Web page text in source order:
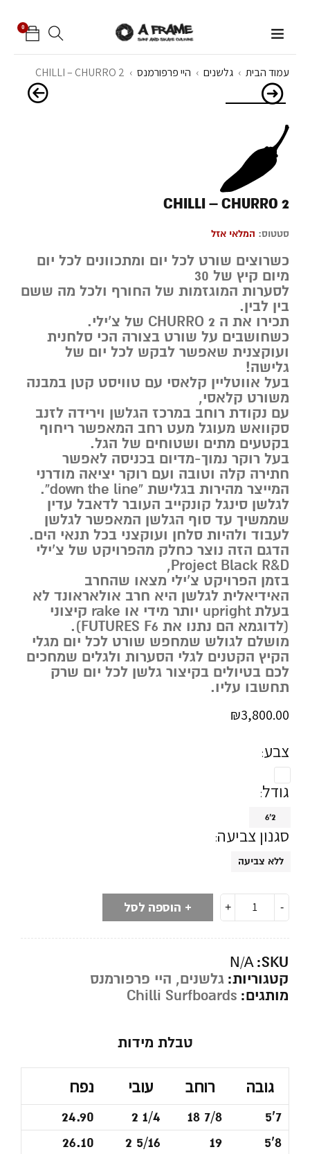
0
עמוד הבית › גלשנים › היי פרפורמנס ›
CHILLI – CHURRO 2
CHILLI – CHURRO 2
סטטוס: המלאי אזל
כשרוצים שורט לכל יום ומתכוונים לכל יום
מיום קיץ של 30
לסערות המוגזמות של החורף ולכל מה ששם
בין לבין.
תכירו את ה CHURRO 2 של צ’ילי.
כשחושבים על שורט בצורה הכי סלחנית
ועוקצנית שאפשר לבקש לכל יום של
גלישה!
בעל אווטליין קלאסי עם טוויסט קטן במבנה
משורט קלאסי,
עם נקודת רוחב במרכז הגלשן וירידה לזנב
סקוואש מעוגל מעט רחב המאפשר ריחוף
בקטעים מתים ושטוחים של הגל.
בעל רוקר נמוך-מדיום בכניסה לאפשר
חתירה קלה וטובה ועם רוקר יציאה מודרני
המייצר מהירות בגלישת “down the line”.
לגלשן סינגל קונקייב העובר לדאבל עדין
שממשיך עד סוף הגלשן המאפשר לגלשן
לעבוד ולהיות סלחן ועוקצני בכל תנאי הים.
הדגם הזה נוצר כחלק מהפרויקט של צ’ילי
Project Black R&D,
בזמן הפרויקט צ’ילי מצאו שהחרב
האידיאלית לגלשן היא חרב אולאראונד לא
בעלת upright יותר מידי או rake קיצוני
(לדוגמא הם נתנו את FUTURES F6).
מושלם לגולש שמחפש שורט לכל יום מגלי
הקיץ הקטנים לגלי הסערות ולגלים שמחכים
לכם בטיולים בקיצור גלשן לכל יום שרק
תחשבו עליו.
₪3,800.00
צבע
גודל
6'2
סגנון צביעה
ללא צביעה
הוספה לסל
SKU:
N/A
קטגוריות: גלשנים, היי פרפורמנס
מותגים: Chilli Surfboards
טבלת מידות
גובה רוחב עובי נפח
5'7
18 7/8
2 1/4
24.90
5'8
19
2 5/16
26.10